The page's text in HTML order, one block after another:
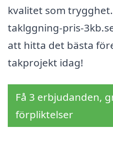
kvalitet som
taklggning-pris-
att hitta det bästa
takprojekt idag!
Få 3 erbjudanden,
förpliktelser